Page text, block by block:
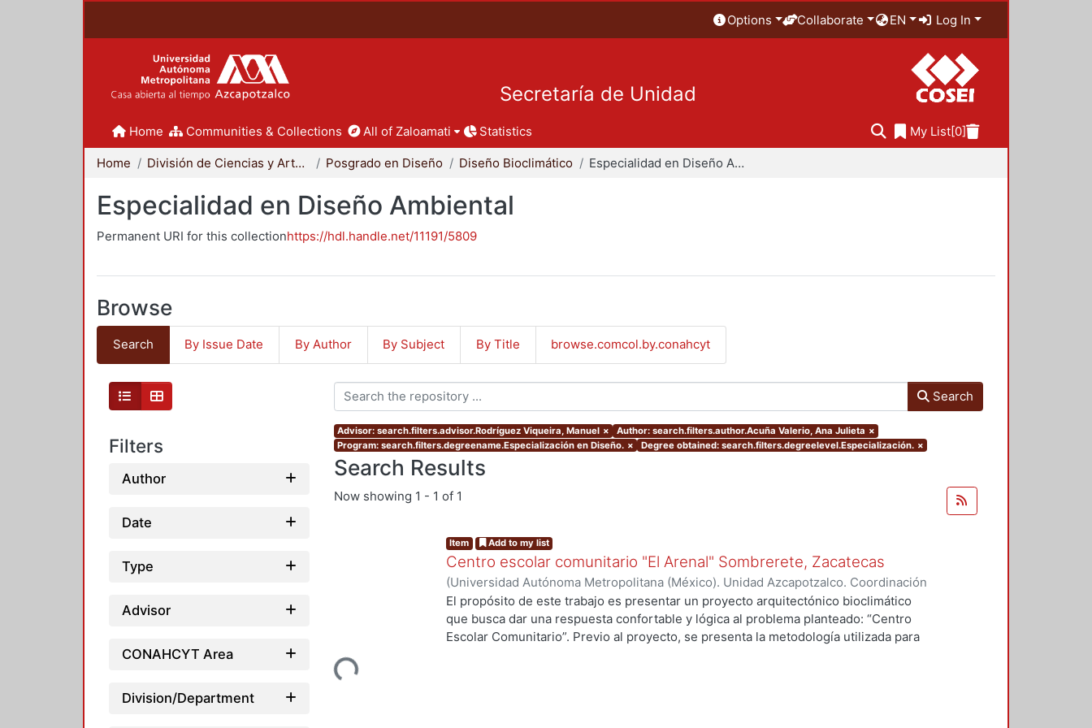
Options Collaborate EN Log In
Secretaría de Unidad
Home Communities & Collections All of Zaloamati Statistics My List[0]
Home División de Ciencias y Artes para el Diseño Posgrado en Diseño Diseño Bioclimático Especialidad en Diseño Ambiental
Especialidad en Diseño Ambiental
Permanent URI for this collectionhttps://hdl.handle.net/11191/5809
Browse
Search By Issue Date By Author By Subject By Title browse.comcol.by.conahcyt
Filters
Author
Date
Type
Advisor
CONAHCYT Area
Division/Department
Search
Advisor: search.filters.advisor.Rodríguez Viqueira, Manuel × Author: search.filters.author.Acuña Valerio, Ana Julieta ×
Program: search.filters.degreename.Especialización en Diseño. × Degree obtained: search.filters.degreelevel.Especialización. ×
Search Results
Now showing 1 - 1 of 1
Loading...
Item Add to my list
Centro escolar comunitario "El Arenal" Sombrerete, Zacatecas
(Universidad Autónoma Metropolitana (México). Unidad Azcapotzalco. Coordinación
de Servicios de Información.,2007-07)Acuña Valerio, Ana Julieta
El propósito de este trabajo es presentar un proyecto arquitectónico bioclimático
que busca dar una respuesta confortable y lógica al problema planteado: “Centro
Escolar Comunitario”. Previo al proyecto, se presenta la metodología utilizada para